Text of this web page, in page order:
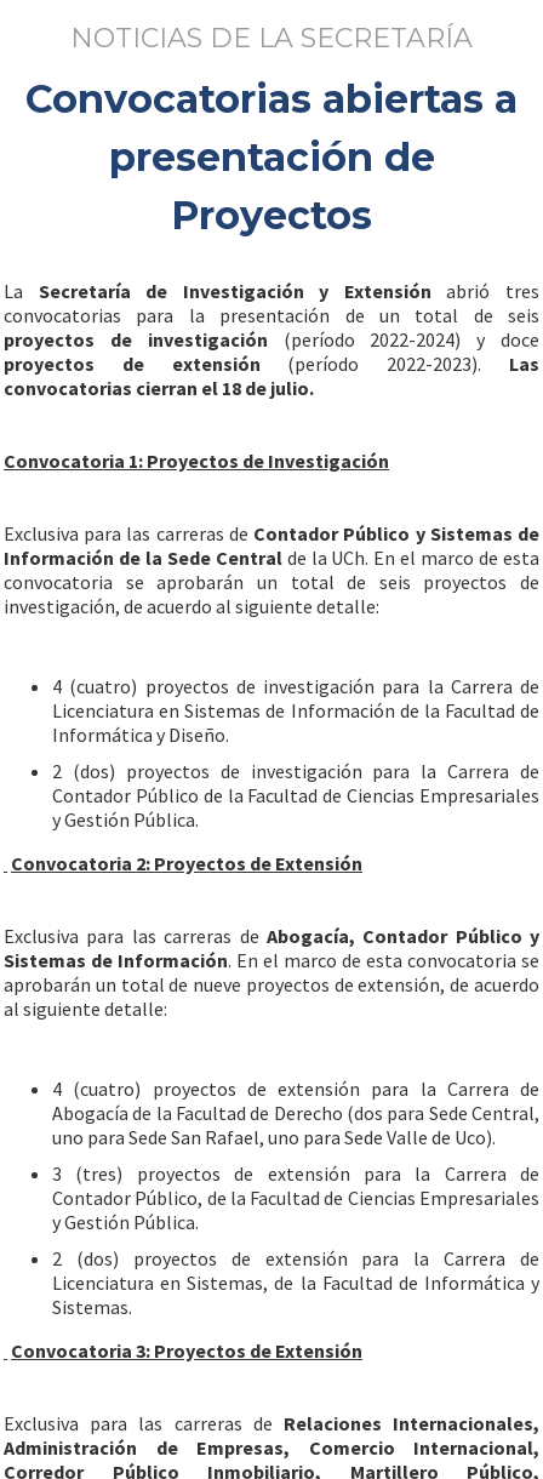
NOTICIAS DE LA SECRETARÍA
Convocatorias abiertas a
presentación de
Proyectos
La Secretaría de Investigación y Extensión abrió tres
convocatorias para la presentación de un total de seis
proyectos de investigación (período 2022-2024) y doce
proyectos de extensión (período 2022-2023). Las
convocatorias cierran el 18 de julio.
Convocatoria 1: Proyectos de Investigación
Exclusiva para las carreras de Contador Público y Sistemas de
Información de la Sede Centralde la UCh. En el marco de esta
convocatoria se aprobarán un total de seis proyectos de
investigación, de acuerdo al siguiente detalle:
4 (cuatro) proyectos de investigación para la Carrera de
Licenciatura en Sistemas de Información de la Facultad de
Informática y Diseño.
2 (dos) proyectos de investigación para la Carrera de
Contador Público de la Facultad de Ciencias Empresariales
y Gestión Pública.
Convocatoria 2: Proyectos de Extensión
Exclusiva para las carreras de Abogacía, Contador Público y
Sistemas de Información. En el marco de esta convocatoria se
aprobarán un total de nueve proyectos de extensión, de acuerdo
al siguiente detalle:
4 (cuatro) proyectos de extensión para la Carrera de
Abogacía de la Facultad de Derecho (dos para Sede Central,
uno para Sede San Rafael, uno para Sede Valle de Uco).
3 (tres) proyectos de extensión para la Carrera de
Contador Público, de la Facultad de Ciencias Empresariales
y Gestión Pública.
2 (dos) proyectos de extensión para la Carrera de
Licenciatura en Sistemas, de la Facultad de Informática y
Sistemas.
Convocatoria 3: Proyectos de Extensión
Exclusiva para las carreras de Relaciones Internacionales,
Administración de Empresas, Comercio Internacional,
Corredor Público Inmobiliario, Martillero Público,